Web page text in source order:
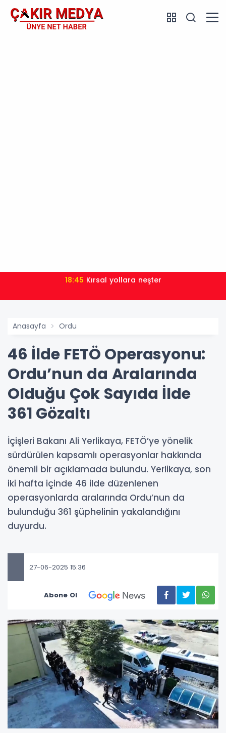
18:45 Kırsal yollara neşter
Anasayfa Ordu
46 İlde FETÖ Operasyonu:
Ordu’nun da Aralarında
Olduğu Çok Sayıda İlde
361 Gözaltı
İçişleri Bakanı Ali Yerlikaya, FETÖ’ye yönelik
sürdürülen kapsamlı operasyonlar hakkında
önemli bir açıklamada bulundu. Yerlikaya, son
iki hafta içinde 46 ilde düzenlenen
operasyonlarda aralarında Ordu’nun da
bulunduğu 361 şüphelinin yakalandığını
duyurdu.
27-06-2025 15:36
Abone Ol